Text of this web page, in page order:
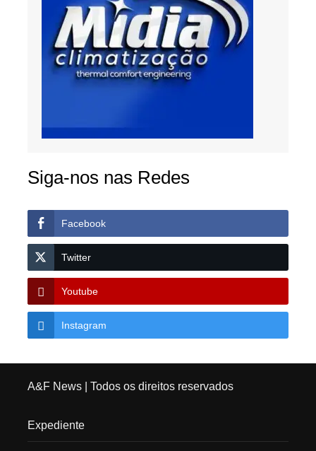
Siga-nos nas Redes
Facebook
Twitter
Youtube
Instagram
A&F News| Todos os direitos reservados
Expediente